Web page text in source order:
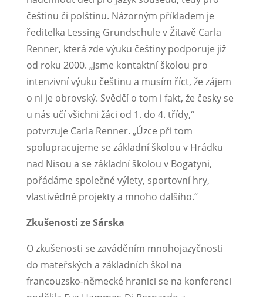
češtinu či polštinu. Názorným příkladem je
ředitelka Lessing Grundschule v Žitavě Carla
Renner, která zde výuku češtiny podporuje již
od roku 2000. „Jsme kontaktní školou pro
intenzivní výuku češtinu a musím říct, že zájem
o ni je obrovský. Svědčí o tom i fakt, že česky se
u nás učí všichni žáci od 1. do 4. třídy,“
potvrzuje Carla Renner. „Úzce při tom
spolupracujeme se základní školou v Hrádku
nad Nisou a se základní školou v Bogatyni,
pořádáme společné výlety, sportovní hry,
vlastivědné projekty a mnoho dalšího.“
Zkušenosti ze Sárska
O zkušenosti se zaváděním mnohojazyčnosti
do mateřských a základních škol na
francouzsko-německé hranici se na konferenci